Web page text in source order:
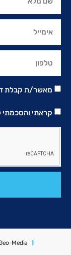
מאשר/ת קבלת
קראתי והסכמתי
Media